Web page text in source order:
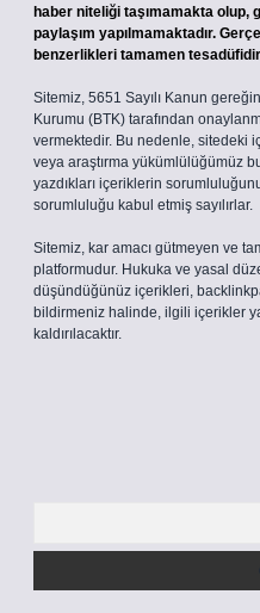
haber niteliği taşımamakta olup,
paylaşım yapılmamaktadır.
benzerlikleri tamamen
Sitemiz, 5651 Sayılı Kanun
Kurumu (BTK) tarafından
vermektedir. Bu nedenle, sitedeki
veya araştırma yükümlülüğümüz
yazdıkları içeriklerin
sorumluluğu kabul etmiş sayılırlar.
Sitemiz, kar amacı gütmeyen ve
platformudur. Hukuka ve yasal
düşündüğünüz içerikleri,
bildirmeniz halinde, ilgili içerikler
kaldırılacaktır.